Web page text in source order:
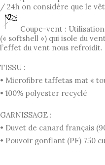
/ 24h on considère que le
Coupe-vent :
(« softshell ») qui isole du
l’effet du vent nous refroidit.
TISSU :
• Microfibre taffetas mat «
• 100% polyester recyclé
GARNISSAGE :
• Duvet de canard français
• Pouvoir gonflant (PF) 750